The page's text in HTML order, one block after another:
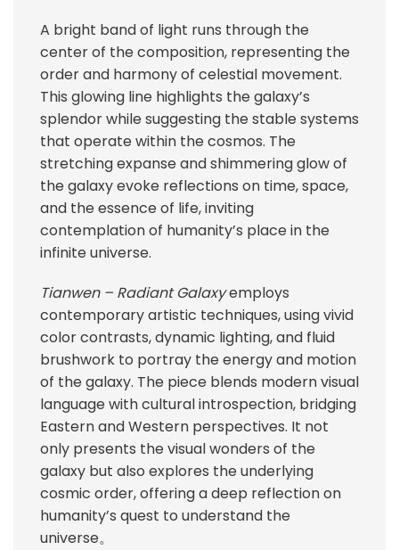
A bright band of light runs through the
center of the composition, representing the
order and harmony of celestial movement.
This glowing line highlights the galaxy’s
splendor while suggesting the stable systems
that operate within the cosmos. The
stretching expanse and shimmering glow of
the galaxy evoke reflections on time, space,
and the essence of life, inviting
contemplation of humanity’s place in the
infinite universe.
Tianwen – Radiant Galaxyemploys
contemporary artistic techniques, using vivid
color contrasts, dynamic lighting, and fluid
brushwork to portray the energy and motion
of the galaxy. The piece blends modern visual
language with cultural introspection, bridging
Eastern and Western perspectives. It not
only presents the visual wonders of the
galaxy but also explores the underlying
cosmic order, offering a deep reflection on
humanity’s quest to understand the
universe。